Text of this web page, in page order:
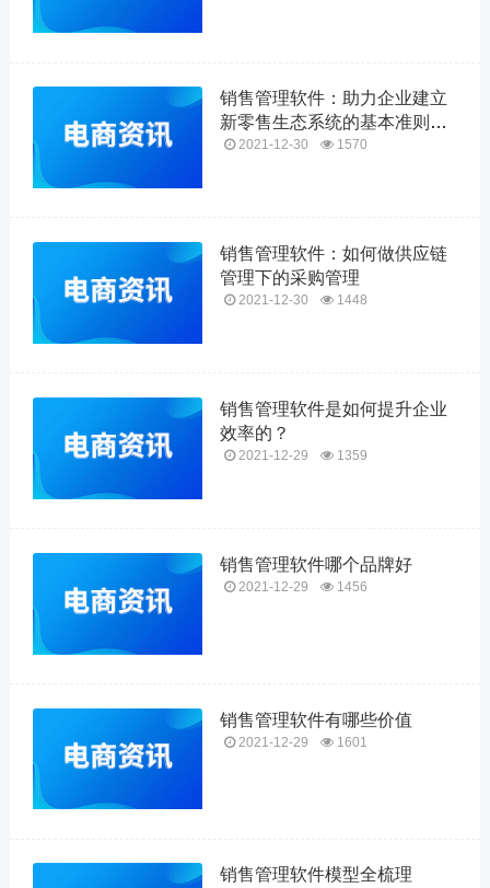
销售管理软件：助力企业建立
新零售生态系统的基本准则及
数字化渠道管理
2021-12-30 1570
销售管理软件：如何做供应链
管理下的采购管理
2021-12-30 1448
销售管理软件是如何提升企业
效率的？
2021-12-29 1359
销售管理软件哪个品牌好
2021-12-29 1456
销售管理软件有哪些价值
2021-12-29 1601
销售管理软件模型全梳理